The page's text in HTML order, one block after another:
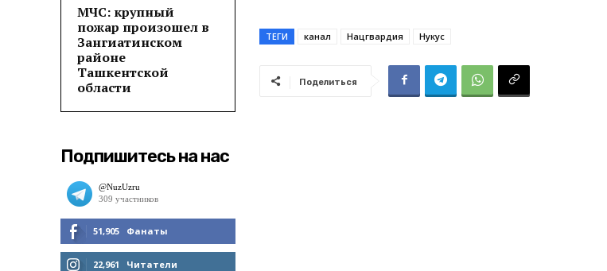
МЧС: крупный
пожар произошел в
Зангиатинском
районе
Ташкентской
области
Подпишитесь на нас
51,905 Фанаты
МНЕ НРАВИТСЯ
22,961 Читатели
ТЕГИ канал Нацгвардия Нукус
Поделиться